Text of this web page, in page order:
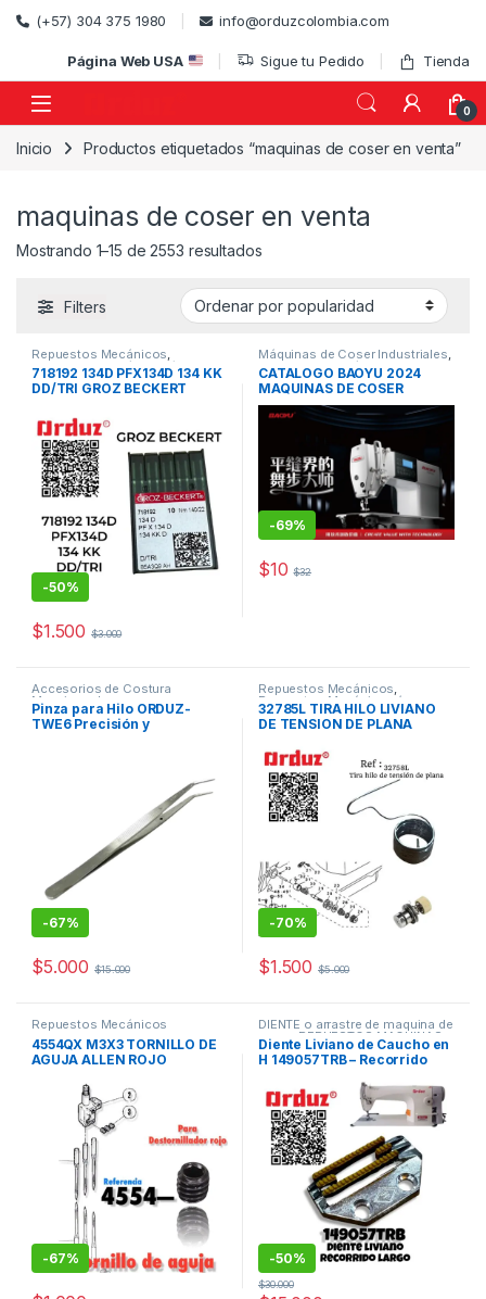
Skip to navigation
Skip to content
(+57) 304 375 1980 info@orduzcolombia.com
Página Web USA Sigue tu Pedido Tienda
0
Inicio Productos etiquetados “maquinas de coser en venta”
maquinas de coser en venta
Mostrando 1–15 de 2553 resultadosOrdenado por popularidad
Filters
Repuestos Mecánicos
Repuestos Mecánicos /
Accesorios de Costura,
Repuestos para Máquinas
718192 134D PFX134D 134 KK
DD/TRI GROZ BECKERT
REPUESTO
-50%
$1.500 $3.000
Máquinas de Coser Industriales
Repuestos Mecánicos
CATALOGO BAOYU 2024
MAQUINAS DE COSER
-69%
$10 $32
Accesorios de Costura
Maquinas de coser
Pinza para Hilo ORDUZ-
TWE6 Precisión y
-67%
$5.000 $15.000
Repuestos Mecánicos,
Repuestos Mecánicos /
Accesorios de Costura
32785L TIRA HILO LIVIANO
DE TENSION DE PLANA
-70%
$1.500 $5.000
Repuestos Mecánicos
4554QX M3X3 TORNILLO DE
AGUJA ALLEN ROJO
-67%
DIENTE o arrastre de maquina de
coser REPUESTOS MAQUINAS
DE COSER,Repuestos
Mecánicos
Diente Liviano de Caucho en
H 149057TRB – Recorrido
Coser
-50%
$30.000